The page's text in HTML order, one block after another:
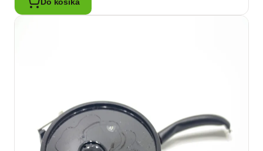
Do košíka